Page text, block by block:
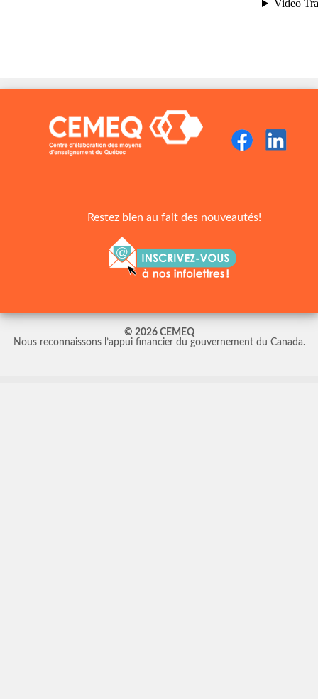
Restez bien au fait des nouveautés!
© 2026 CEMEQ
Nous reconnaissons l’appui financier du gouvernement du Canada.